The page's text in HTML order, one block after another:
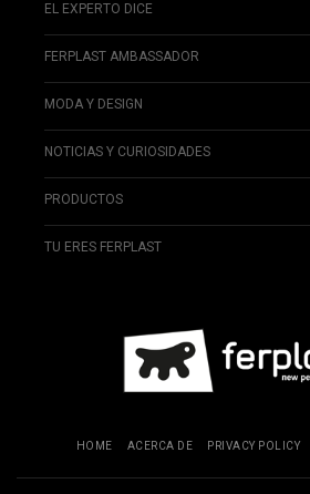
EL EXPERTO DICE
FERPLAST AMBASSADOR
MODA Y DESIGN
NOTICIAS Y CURIOSIDADES
PRODUCTOS
TU ERES FERPLAST
HOME ACERCA DE PRIVACY POLICY